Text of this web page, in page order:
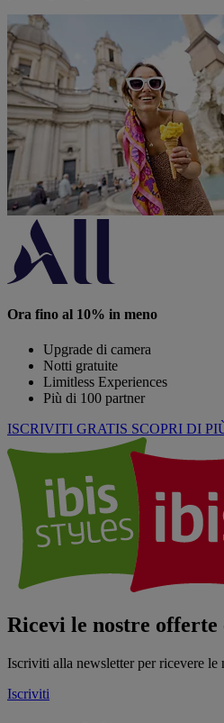
Ora fino al 10% in meno
Upgrade di camera
Notti gratuite
Limitless Experiences
Più di 100 partner
ISCRIVITI GRATIS SCOPRI DI
Ricevi le nostre offerte
Iscriviti alla newsletter per ricevere le
Iscriviti